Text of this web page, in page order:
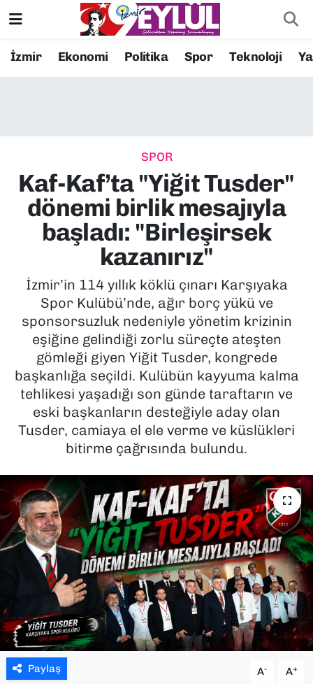
İzmir Ekonomi Politika Spor Teknoloji
SPOR
Kaf-Kaf’ta "Yiğit Tusder"
dönemi birlik mesajıyla
başladı: "Birleşirsek
kazanırız"
İzmir’in 114 yıllık köklü çınarı Karşıyaka
Spor Kulübü’nde, ağır borç yükü ve
sponsorsuzluk nedeniyle yönetim krizinin
eşiğine gelindiği zorlu süreçte ateşten
gömleği giyen Yiğit Tusder, kongrede
başkanlığa seçildi. Kulübün kayyuma kalma
tehlikesi yaşadığı son günde taraftarın ve
eski başkanların desteğiyle aday olan
Tusder, camiaya el ele verme ve küslükleri
bitirme çağrısında bulundu.
Paylaş A- A+
Resmi İlanlar
EKONOMİ
KÜLTÜR SANAT
POLİTİKA
SAĞLIK
SPOR
TEKNOLOJİ
YAŞAM
YEREL YÖNETİMLER
Konak Nöbetçi Eczaneler
Süper Lig Puan Durumu ve Fikstür
Tüm Manşetler
Son Dakika Haberleri
Haber Arşivi